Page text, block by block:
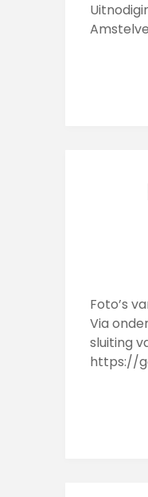
Foto’s
Via
sluiting
https://